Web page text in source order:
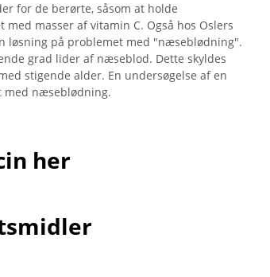
for de berørte, såsom at holde
masser af vitamin C. Også hos Oslers
løsning på problemet med "næseblødning".
grad lider af næseblod. Dette skyldes
stigende alder. En undersøgelse af en
med næseblødning.
her